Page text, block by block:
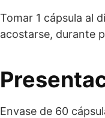
Tomar 1 cápsula al
acostarse, durante
Envase de 60